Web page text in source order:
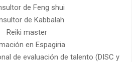
de Feng shui
de Kabbalah
Reiki master
en Espagiria
de evaluación de talento (DISC y